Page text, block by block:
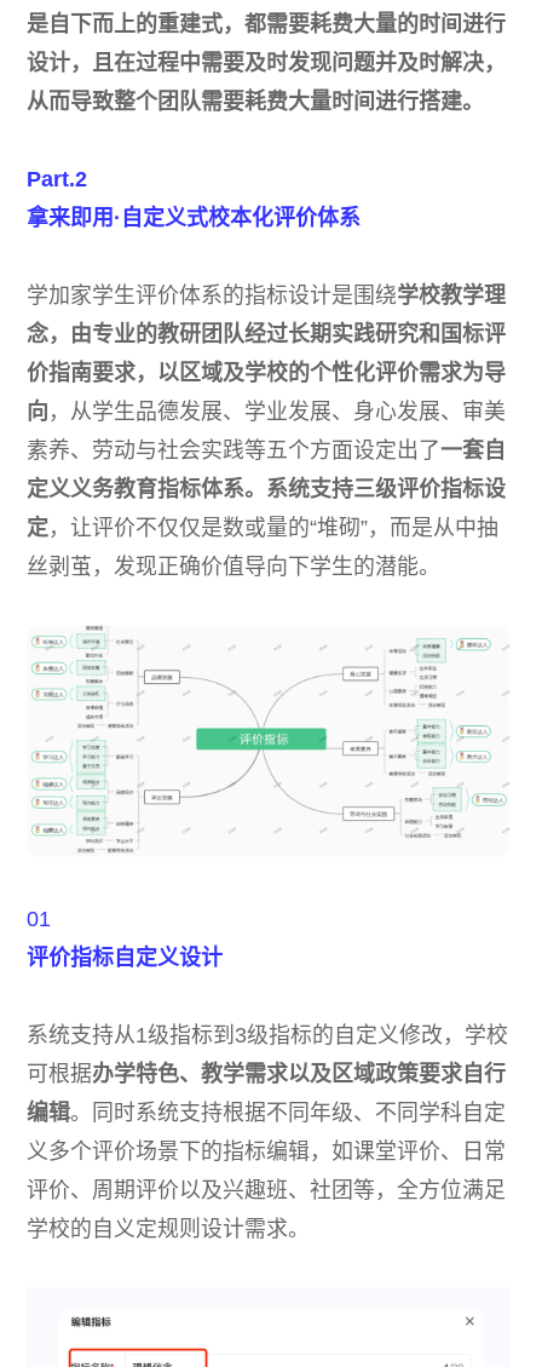
是自下而上的重建式，都需要耗费大量的时间进行
设计，且在过程中需要及时发现问题并及时解决，
从而导致整个团队需要耗费大量时间进行搭建。
Part.2
拿来即用·自定义式校本化评价体系
学加家学生评价体系的指标设计是围绕学校教学理
念，由专业的教研团队经过长期实践研究和国标评
价指南要求，以区域及学校的个性化评价需求为导
向 ，从学生品德发展、学业发展、身心发展、审美
素养、劳动与社会实践等五个方面设定出了一套自
定义义务教育指标体系。系统支持三级评价指标设
定，让评价不仅仅是数或量的“堆砌”，而是从中抽
丝剥茧，发现正确价值导向下学生的潜能。
01
评价指标自定义设计
系统支持从1级指标到3级指标的自定义修改，学校
可根据办学特色、教学需求以及区域政策要求自行
编辑。同时系统支持根据不同年级、不同学科自定
义多个评价场景下的指标编辑，如课堂评价、日常
评价、周期评价以及兴趣班、社团等，全方位满足
学校的自义定规则设计需求。